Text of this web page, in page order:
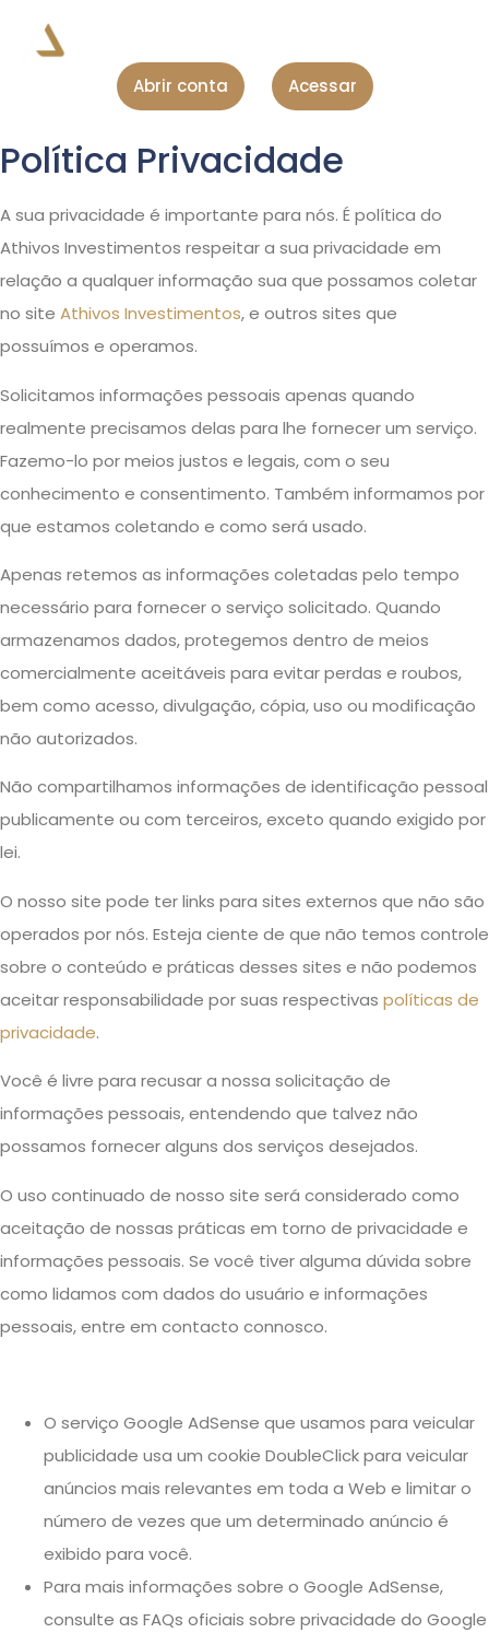
Abrir conta Acessar
Política Privacidade
A sua privacidade é importante para nós. É política do
Athivos Investimentos respeitar a sua privacidade em
relação a qualquer informação sua que possamos coletar
no site Athivos Investimentos, e outros sites que
possuímos e operamos.
Solicitamos informações pessoais apenas quando
realmente precisamos delas para lhe fornecer um serviço.
Fazemo-lo por meios justos e legais, com o seu
conhecimento e consentimento. Também informamos por
que estamos coletando e como será usado.
Apenas retemos as informações coletadas pelo tempo
necessário para fornecer o serviço solicitado. Quando
armazenamos dados, protegemos dentro de meios
comercialmente aceitáveis ​​para evitar perdas e roubos,
bem como acesso, divulgação, cópia, uso ou modificação
não autorizados.
Não compartilhamos informações de identificação pessoal
publicamente ou com terceiros, exceto quando exigido por
lei.
O nosso site pode ter links para sites externos que não são
operados por nós. Esteja ciente de que não temos controle
sobre o conteúdo e práticas desses sites e não podemos
aceitar responsabilidade por suas respectivas políticas de
privacidade.
Você é livre para recusar a nossa solicitação de
informações pessoais, entendendo que talvez não
possamos fornecer alguns dos serviços desejados.
O uso continuado de nosso site será considerado como
aceitação de nossas práticas em torno de privacidade e
informações pessoais. Se você tiver alguma dúvida sobre
como lidamos com dados do usuário e informações
pessoais, entre em contacto connosco.
O serviço Google AdSense que usamos para veicular
publicidade usa um cookie DoubleClick para veicular
anúncios mais relevantes em toda a Web e limitar o
número de vezes que um determinado anúncio é
exibido para você.
Para mais informações sobre o Google AdSense,
consulte as FAQs oficiais sobre privacidade do Google